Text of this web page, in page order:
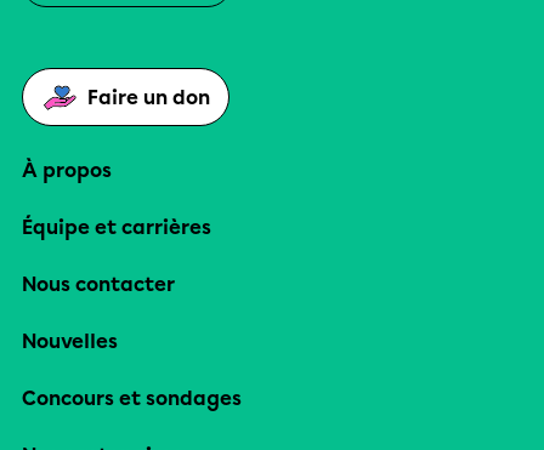
Faire un don
À propos
Équipe et carrières
Nous contacter
Nouvelles
Concours et sondages